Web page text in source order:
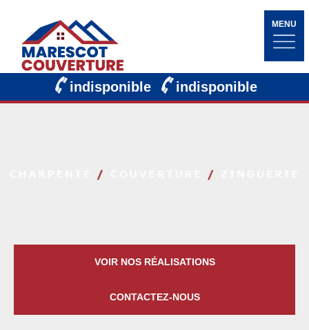
MENU
indisponible indisponible
VOIR NOS RÉALISATIONS
CONTACTEZ-NOUS